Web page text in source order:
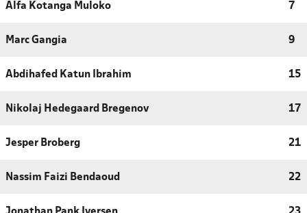
Alfa Kotanga Muloko 7
Marc Gangia 9
Abdihafed Katun Ibrahim 15
Nikolaj Hedegaard Bregenov 17
Jesper Broberg 21
Nassim Faizi Bendaoud 22